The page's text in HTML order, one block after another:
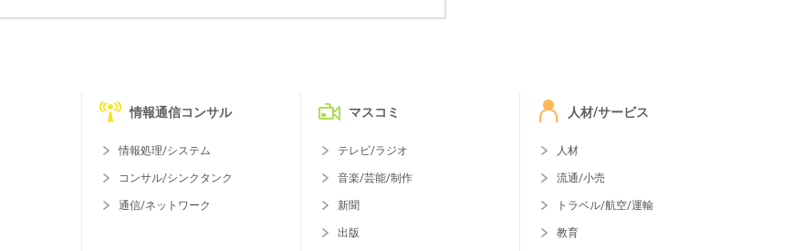
情報通信コンサル
情報処理/システム
コンサル/シンクタンク
通信/ネットワーク
マスコミ
テレビ/ラジオ
音楽/芸能/制作
新聞
出版
人材/サービス
人材
流通/小売
トラベル/航空/運輸
教育